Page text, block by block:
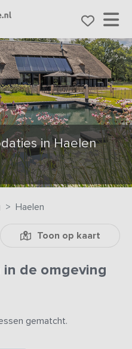
in Haelen
Haelen
Toon op kaart
de omgeving
gematcht.